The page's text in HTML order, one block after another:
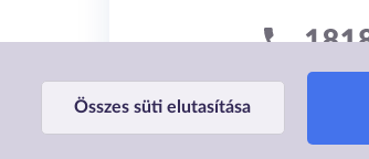
Összes süti elutasítása